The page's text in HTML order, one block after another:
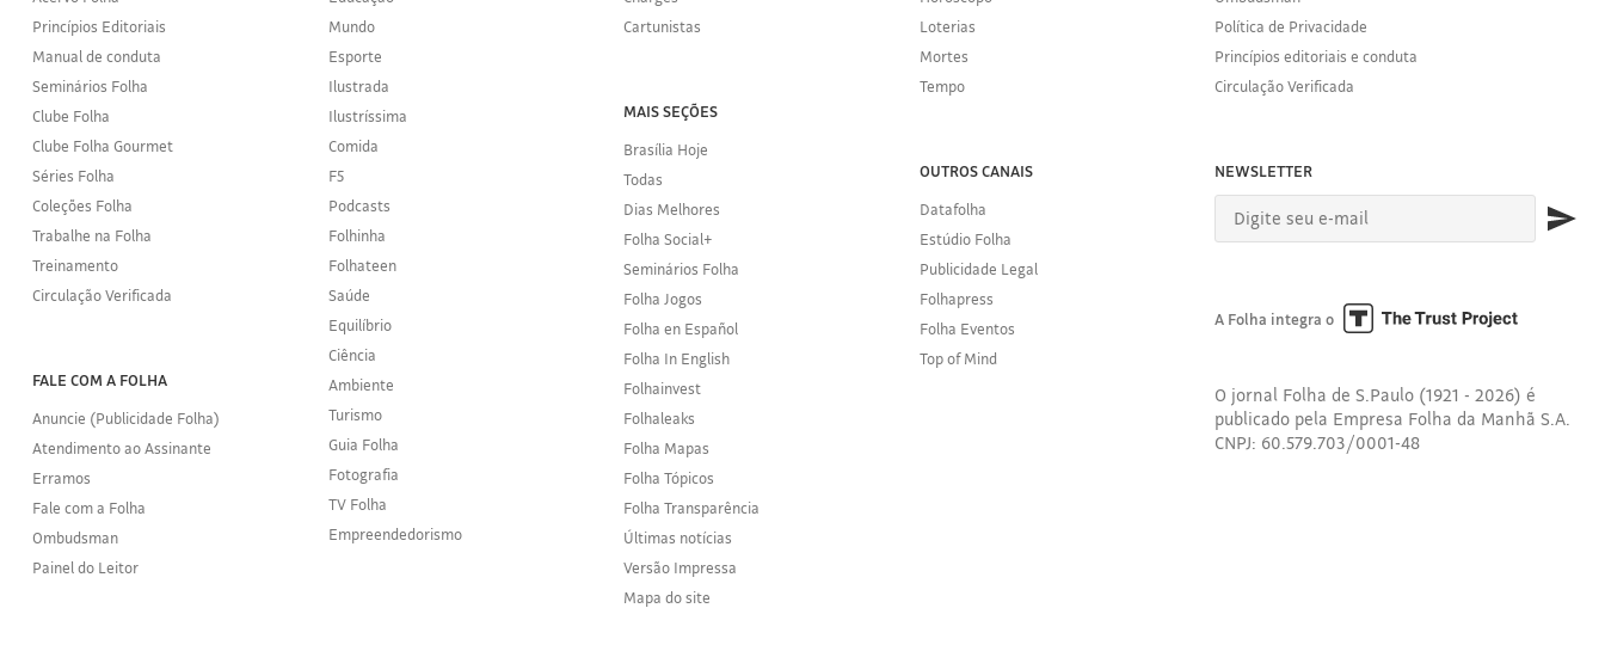
Princípios Editoriais
Manual de conduta
Seminários Folha
Clube Folha
Clube Folha Gourmet
Séries Folha
Coleções Folha
Trabalhe na Folha
Treinamento
Circulação Verificada
FALE COM A FOLHA
Anuncie (Publicidade Folha)
Atendimento ao Assinante
Erramos
Fale com a Folha
Ombudsman
Painel do Leitor
Mundo
Esporte
Ilustrada
Ilustríssima
Comida
F5
Podcasts
Folhinha
Folhateen
Saúde
Equilíbrio
Ciência
Ambiente
Turismo
Guia Folha
Fotografia
TV Folha
Empreendedorismo
Cartunistas
MAIS SEÇÕES
Brasília Hoje
Todas
Dias Melhores
Folha Social+
Seminários Folha
Folha Jogos
Folha en Español
Folha In English
Folhainvest
Folhaleaks
Folha Mapas
Folha Tópicos
Folha Transparência
Últimas notícias
Versão Impressa
Mapa do site
Loterias
Mortes
Tempo
OUTROS CANAIS
Datafolha
Estúdio Folha
Publicidade Legal
Folhapress
Folha Eventos
Top of Mind
Política de Privacidade
Princípios editoriais e conduta
Circulação Verificada
NEWSLETTER
A Folha integra o
O jornal Folha de S.Paulo (1921 - 2026) é
publicado pela Empresa Folha da Manhã S.A.
CNPJ: 60.579.703/0001-48